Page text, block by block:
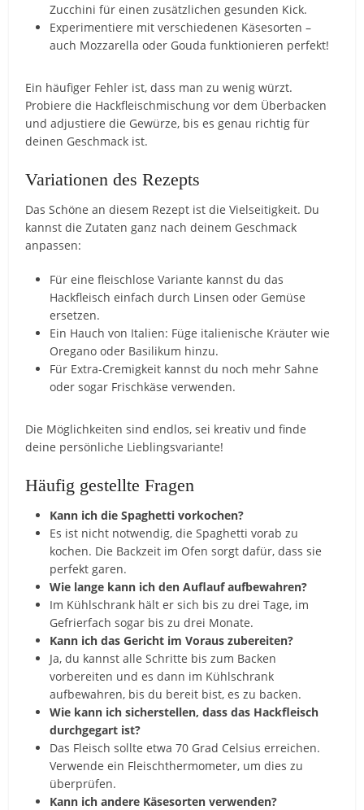
Zucchini für einen zusätzlichen gesunden Kick.
Experimentiere mit verschiedenen Käsesorten –
auch Mozzarella oder Gouda funktionieren perfekt!
Ein häufiger Fehler ist, dass man zu wenig würzt.
Probiere die Hackfleischmischung vor dem Überbacken
und adjustiere die Gewürze, bis es genau richtig für
deinen Geschmack ist.
Variationen des Rezepts
Das Schöne an diesem Rezept ist die Vielseitigkeit. Du
kannst die Zutaten ganz nach deinem Geschmack
anpassen:
Für eine fleischlose Variante kannst du das
Hackfleisch einfach durch Linsen oder Gemüse
ersetzen.
Ein Hauch von Italien: Füge italienische Kräuter wie
Oregano oder Basilikum hinzu.
Für Extra-Cremigkeit kannst du noch mehr Sahne
oder sogar Frischkäse verwenden.
Die Möglichkeiten sind endlos, sei kreativ und finde
deine persönliche Lieblingsvariante!
Häufig gestellte Fragen
Kann ich die Spaghetti vorkochen?
Es ist nicht notwendig, die Spaghetti vorab zu
kochen. Die Backzeit im Ofen sorgt dafür, dass sie
perfekt garen.
Wie lange kann ich den Auflauf aufbewahren?
Im Kühlschrank hält er sich bis zu drei Tage, im
Gefrierfach sogar bis zu drei Monate.
Kann ich das Gericht im Voraus zubereiten?
Ja, du kannst alle Schritte bis zum Backen
vorbereiten und es dann im Kühlschrank
aufbewahren, bis du bereit bist, es zu backen.
Wie kann ich sicherstellen, dass das Hackfleisch
durchgegart ist?
Das Fleisch sollte etwa 70 Grad Celsius erreichen.
Verwende ein Fleischthermometer, um dies zu
überprüfen.
Kann ich andere Käsesorten verwenden?